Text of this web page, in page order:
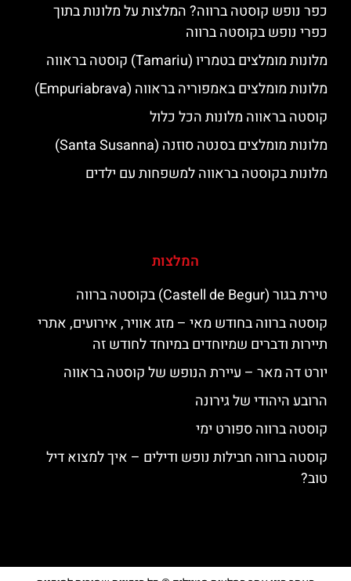
כפר נופש קוסטה ברווה? המלצות על מלונות בתוך
כפרי נופש בקוסטה ברווה
מלונות מומלצים בטמריו (Tamariu) קוסטה בראווה
מלונות מומלצים באמפוריה בראווה (Empuriabrava)
קוסטה בראווה מלונות הכל כלול
מלונות מומלצים בסנטה סוזנה (Santa Susanna)
מלונות בקוסטה בראווה למשפחות עם ילדים
המלצות
טירת בגור (Castell de Begur) בקוסטה ברווה
קוסטה ברווה בחודש מאי – מזג אוויר, אירועים, אתרי
תיירות ודברים שמיוחדים במיוחד לחודש זה
יורט דה מאר – עיירת הנופש של קוסטה בראווה
הרובע היהודי של גירונה
קוסטה ברווה ספורט ימי
קוסטה ברווה חבילות נופש ודילים – איך למצוא דיל
טוב?